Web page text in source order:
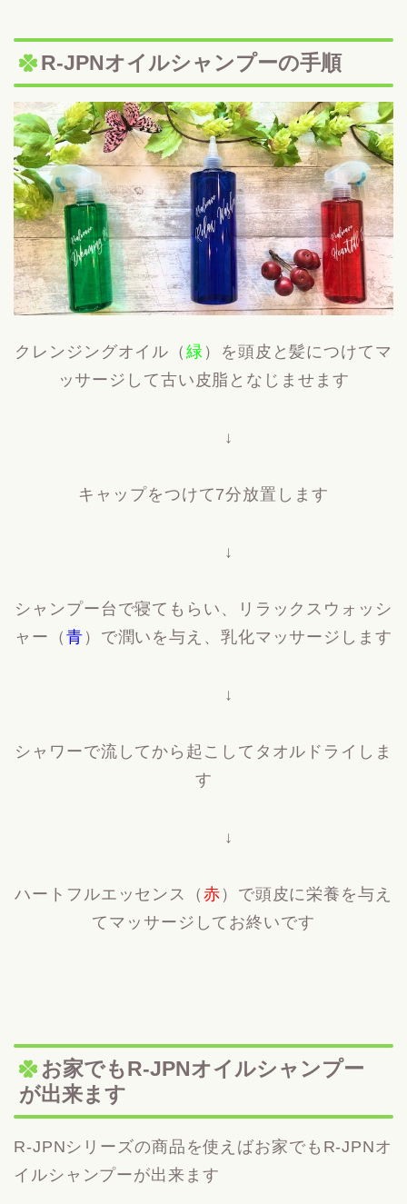
R-JPNオイルシャンプーの手順
クレンジングオイル（緑 ）を頭皮と髪につけてマ
ッサージして古い皮脂となじませます
↓
キャップをつけて7分放置します
↓
シャンプー台で寝てもらい、リラックスウォッシ
ャー（ 青 ）で潤いを与え、乳化マッサージします
↓
シャワーで流してから起こしてタオルドライしま
す
↓
ハートフルエッセンス（ 赤 ）で頭皮に栄養を与え
てマッサージしてお終いです
お家でもR-JPNオイルシャンプー
が出来ます
R-JPNシリーズの商品を使えばお家でもR-JPNオ
イルシャンプーが出来ます